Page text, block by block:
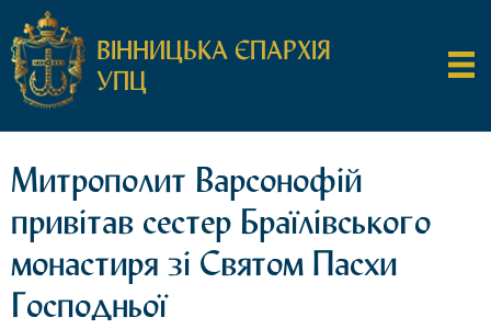
ВІННИЦЬКА ЄПАРХІЯ
УПЦ
Митрополит Варсонофій
привітав сестер Браїлівського
монастиря зі Святом Пасхи
Господньої